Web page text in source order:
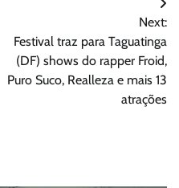
Next:
Festival traz para Taguatinga
(DF) shows do rapper Froid,
Puro Suco, Realleza e mais 13
atrações